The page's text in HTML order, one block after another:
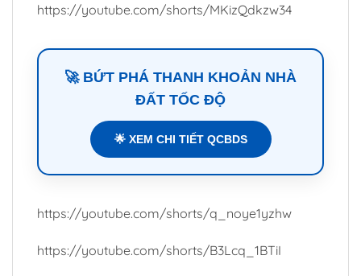
https://youtube.com/shorts/MKizQdkzw34
🚀 BỨT PHÁ THANH KHOẢN NHÀ
ĐẤT TỐC ĐỘ
🌟 XEM CHI TIẾT QCBDS
https://youtube.com/shorts/q_noye1yzhw
https://youtube.com/shorts/B3Lcq_1BTiI